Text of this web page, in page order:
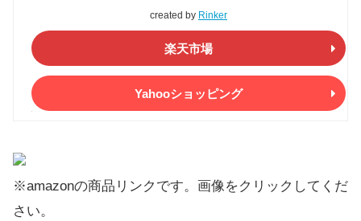
created by Rinker
楽天市場
Yahooショッピング
※amazonの商品リンクです。画像をクリックしてくだ
さい。